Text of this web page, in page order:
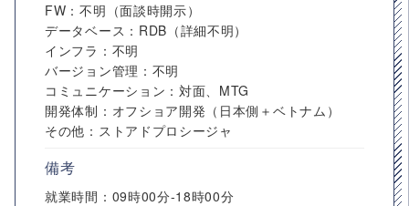
FW：不明（面談時開示）
データベース：RDB（詳細不明）
インフラ：不明
バージョン管理：不明
コミュニケーション：対面、MTG
開発体制：オフショア開発（日本側＋ベトナム）
その他：ストアドプロシージャ
備考
就業時間：09時00分-18時00分